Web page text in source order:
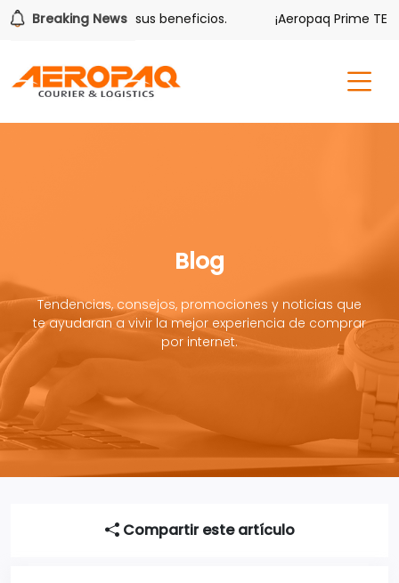
Breaking News
también tiene sus beneficios. ¡Aeropaq Prime TE DA
Blog
Tendencias, consejos, promociones y noticias que
te ayudaran a vivir la mejor experiencia de comprar
por internet.
Compartir este artículo